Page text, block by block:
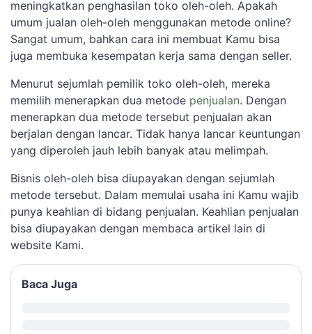
meningkatkan penghasilan toko oleh-oleh. Apakah
umum jualan oleh-oleh menggunakan metode online?
Sangat umum, bahkan cara ini membuat Kamu bisa
juga membuka kesempatan kerja sama dengan seller.
Menurut sejumlah pemilik toko oleh-oleh, mereka
memilih menerapkan dua metode penjualan. Dengan
menerapkan dua metode tersebut penjualan akan
berjalan dengan lancar. Tidak hanya lancar keuntungan
yang diperoleh jauh lebih banyak atau melimpah.
Bisnis oleh-oleh bisa diupayakan dengan sejumlah
metode tersebut. Dalam memulai usaha ini Kamu wajib
punya keahlian di bidang penjualan. Keahlian penjualan
bisa diupayakan dengan membaca artikel lain di
website Kami.
Baca Juga